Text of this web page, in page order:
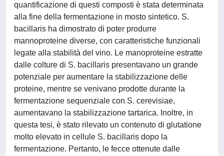
quantificazione di questi composti è stata determinata
alla fine della fermentazione in mosto sintetico. S.
bacillaris ha dimostrato di poter produrre
mannoproteine diverse, con caratteristiche funzionali
legate alla stabilità del vino. Le manoproteine estratte
dalle colture di S. bacillaris presentavano un grande
potenziale per aumentare la stabilizzazione delle
proteine, mentre se venivano prodotte durante la
fermentazione sequenziale con S. cerevisiae,
aumentavano la stabilizzazione tartarica. Inoltre, in
questa tesi, è stato rilevato un contenuto di glutatione
molto elevato in cellule S. bacillaris dopo la
fermentazione. Pertanto, le fecce ottenute dalle